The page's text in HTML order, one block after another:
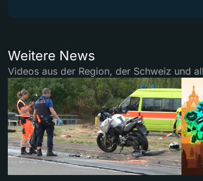
Weitere News
Videos aus der Region, der Schweiz und